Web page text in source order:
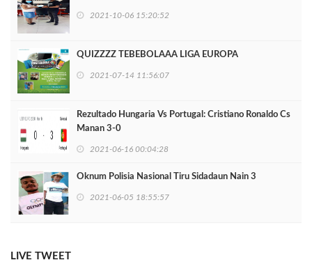
2021-10-06 15:20:52
QUIZZZZ TEBEBOLAAA LIGA EUROPA
2021-07-14 11:56:07
Rezultado Hungaria Vs Portugal: Cristiano Ronaldo Cs
Manan 3-0
2021-06-16 00:04:28
Oknum Polisia Nasional Tiru Sidadaun Nain 3
2021-06-05 18:55:57
LIVE TWEET